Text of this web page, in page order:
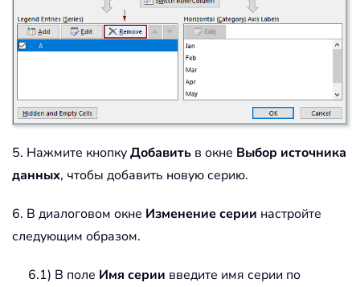
5. Нажмите кнопкуДобавить в окне Выбор источника
данных, чтобы добавить новую серию.
6. В диалоговом окне Изменение серии настройте
следующим образом.
6.1) В поле Имя серии введите имя серии по